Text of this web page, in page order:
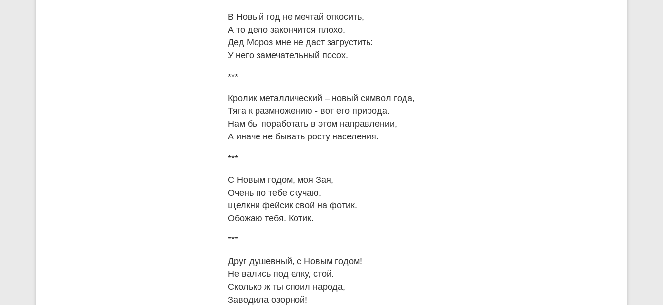
В Новый год не мечтай откосить,
А то дело закончится плохо.
Дед Мороз мне не даст загрустить:
У него замечательный посох.
***
Кролик металлический – новый символ года,
Тяга к размножению - вот его природа.
Нам бы поработать в этом направлении,
А иначе не бывать росту населения.
***
С Новым годом, моя Зая,
Очень по тебе скучаю.
Щелкни фейсик свой на фотик.
Обожаю тебя. Котик.
***
Друг душевный, с Новым годом!
Не вались под елку, стой.
Сколько ж ты споил народа,
Заводила озорной!